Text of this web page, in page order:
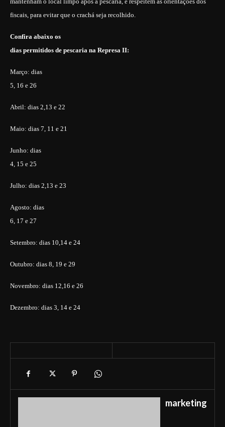
fiscais, para evitar que o crachá seja recolhido.
Confira abaixo os
dias permitidos de pescaria na Represa II:
Março: dias
5, 16 e 26
Abril: dias 2,13 e 22
Maio: dias 7, 11 e 21
Junho: dias
4, 15 e 25
Julho: dias 2,13 e 23
Agosto: dias
6, 17 e 27
Setembro: dias 10,14 e 24
Outubro: dias 8, 19 e 29
Novembro: dias 12,16 e 26
Dezembro: dias 3, 14 e 24
marketing